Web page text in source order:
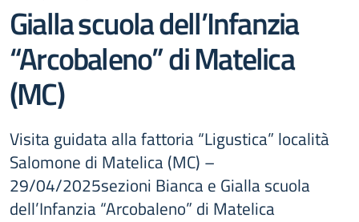
Gialla scuola dell’Infanzia
“Arcobaleno” di Matelica
(MC)
Visita guidata alla fattoria “Ligustica” località
Salomone di Matelica (MC) –
29/04/2025sezioni Bianca e Gialla scuola
dell’Infanzia “Arcobaleno” di Matelica